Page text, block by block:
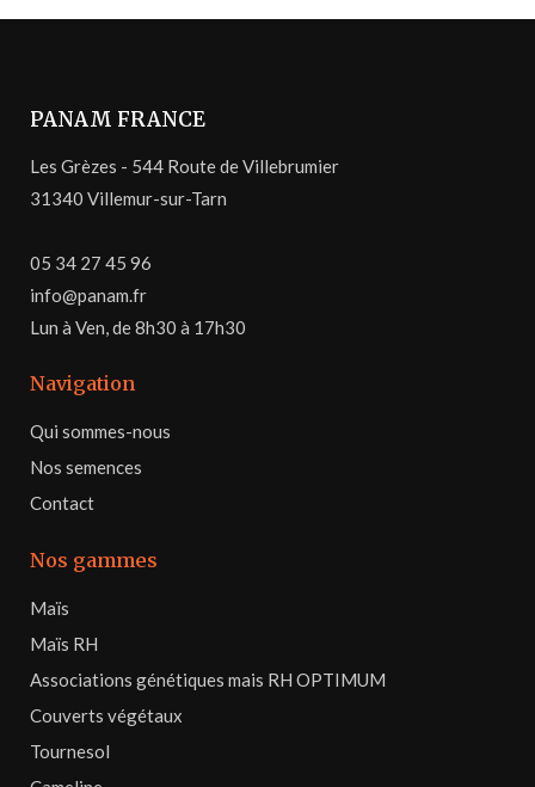
PANAM FRANCE
Les Grèzes - 544 Route de Villebrumier
31340 Villemur-sur-Tarn
05 34 27 45 96
info@panam.fr
Lun à Ven, de 8h30 à 17h30
Navigation
Qui sommes-nous
Nos semences
Contact
Nos gammes
Maïs
Maïs RH
Associations génétiques mais RH OPTIMUM
Couverts végétaux
Tournesol